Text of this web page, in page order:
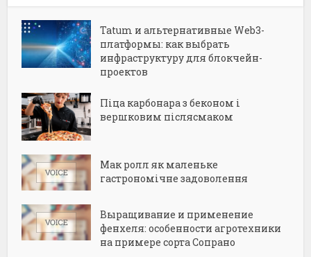
Tatum и альтернативные Web3-
платформы: как выбрать
инфраструктуру для блокчейн-
проектов
Піца карбонара з беконом і
вершковим післясмаком
Мак ролл як маленьке
гастрономічне задоволення
Выращивание и применение
фенхеля: особенности агротехники
на примере сорта Сопрано